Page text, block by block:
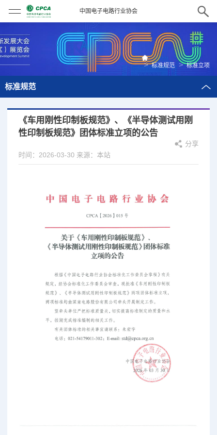
中国电子电路行业协会
> 标准规范 > 标准立项
标准规范
《车用刚性印制板规范》、《半导体测试用刚
性印制板规范》团体标准立项的公告
分享
时间：2026-03-30 来源：本站